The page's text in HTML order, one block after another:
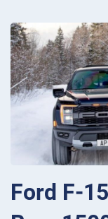
Ford F-